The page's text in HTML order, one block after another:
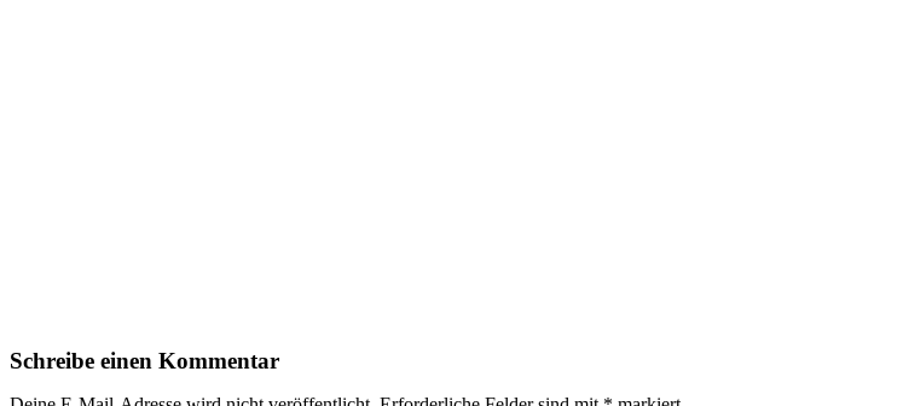
Schreibe einen Kommentar